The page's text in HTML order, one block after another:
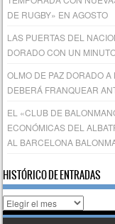
DE RUGBY» EN AGOSTO
LAS PUERTAS DEL
DORADO CON UN
OLMO DE PAZ DORADO
DEBERÁ FRANQUEAR
EL «CLUB DE
ECONÓMICAS DEL
AL BARCELONA
HISTÓRICO DE ENTRADAS
Histórico
de